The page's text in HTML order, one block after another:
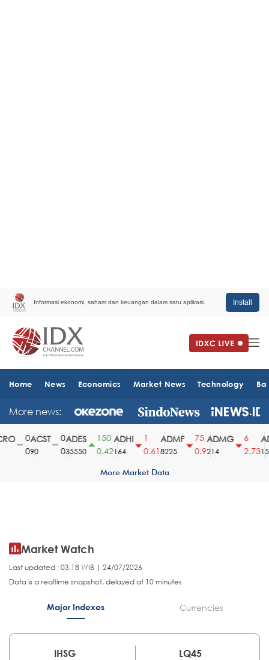
Informasi ekonomi, saham dan keuangan dalam satu aplikasi. Install
Home News Economics Market News Technology
More news:
ACST
90
ADES
35550
150
0.42
ADHI
164
0.61
ADMF
8225
75
0.9
ADMG
214
2.73
More Market Data
Market Watch
Last updated : 03.18 WIB | 24/07/2026
Data is a realtime snapshot, delayed at 10 minutes
Major Indexes Currencies
IHSG
LQ45